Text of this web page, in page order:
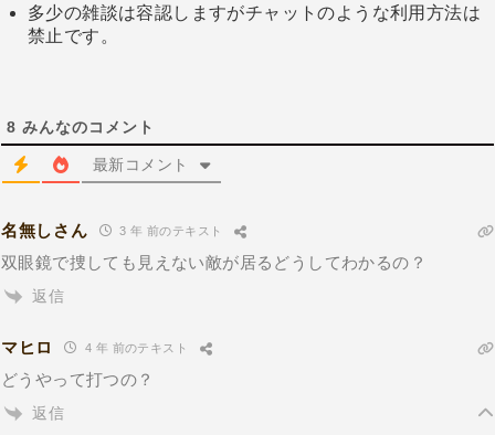
多少の雑談は容認しますがチャットのような利用方法は
禁止です。
8 みんなのコメント
最新コメント
名無しさん 3 年 前のテキスト
双眼鏡で捜しても見えない敵が居るどうしてわかるの？
返信
マヒロ 4 年 前のテキスト
どうやって打つの？
返信